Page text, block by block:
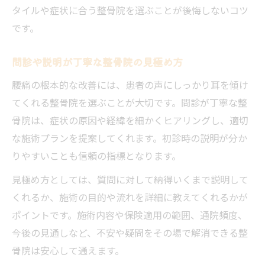
タイルや症状に合う整骨院を選ぶことが後悔しないコツ
です。
問診や説明が丁寧な整骨院の見極め方
腰痛の根本的な改善には、患者の声にしっかり耳を傾け
てくれる整骨院を選ぶことが大切です。問診が丁寧な整
骨院は、症状の原因や経緯を細かくヒアリングし、適切
な施術プランを提案してくれます。初診時の説明が分か
りやすいことも信頼の指標となります。
見極め方としては、質問に対して納得いくまで説明して
くれるか、施術の目的や流れを詳細に教えてくれるかが
ポイントです。施術内容や保険適用の範囲、通院頻度、
今後の見通しなど、不安や疑問をその場で解消できる整
骨院は安心して通えます。